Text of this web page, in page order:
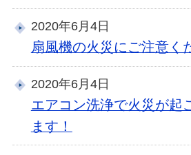
2020年6月4日
扇風機の火災にご注意く
2020年6月4日
エアコン洗浄で火災が起
ます！